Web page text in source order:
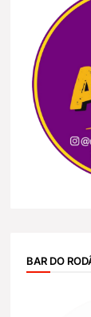
BAR DO